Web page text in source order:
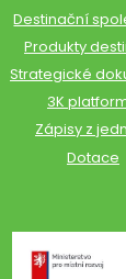
Destinační
Produkty
Strategické
3K
Zápisy z
Dotace